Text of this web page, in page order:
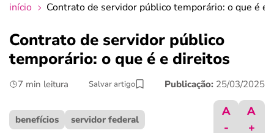
crédito fácil
últimas notícias
ferramentas
início Contrato de servidor público temporário: o que é e
Contrato de servidor público
temporário: o que é e direitos
7 min leitura Salvar artigo Publicação: 25/03/2025
benefícios servidor federal
A
-
A
+